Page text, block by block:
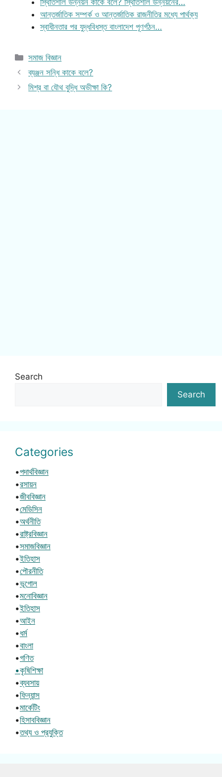
স্থিতিশীল উন্নয়ন কাকে বলে? স্থিতিশীল উন্নয়নের…
আন্তর্জাতিক সম্পর্ক ও আন্তর্জাতিক রাজনীতির মধ্যে পার্থক্য
স্বাধীনতার পর যুদ্ধবিধস্ত বাংলাদেশ পূণর্গঠন…
Categories
সমাজ বিজ্ঞান
ব্যঞ্জন সন্ধি কাকে বলে?
মিশ্র বা যৌথ বুদ্ধি অভীক্ষা কি?
Search
Search
Categories
•পদার্থবিজ্ঞান
•রসায়ন
•জীববিজ্ঞান
•মেডিসিন
•অর্থনীতি
•রাষ্ট্রবিজ্ঞান
•সমাজবিজ্ঞান
•ইতিহাস
•পৌরনীতি
•ভূগোল
•মনোবিজ্ঞান
•ইতিহাস
•আইন
•ধর্ম
•বাংলা
•গণিত
•কৃষিশিক্ষা
•ব্যবসায়
•ফিন্যান্স
•মার্কেটিং
•হিসাববিজ্ঞান
•তথ্য ও প্রযুক্তি